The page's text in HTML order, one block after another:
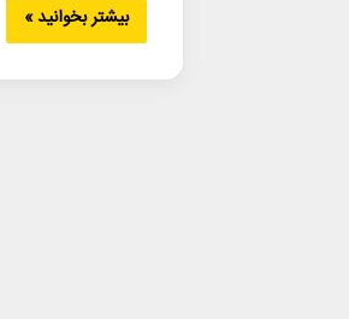
بیشتر بخوانید »